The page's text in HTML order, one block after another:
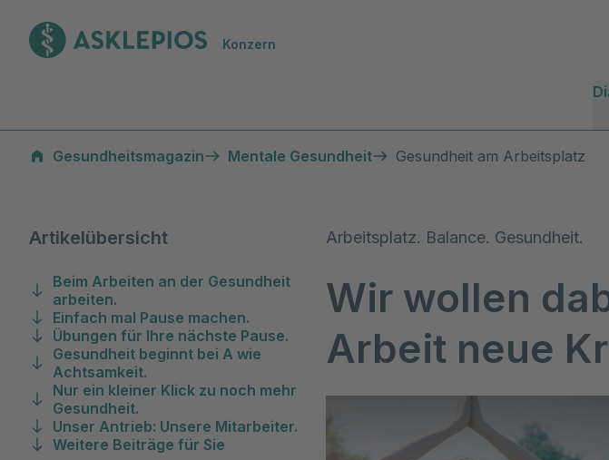
Konzern
Gesundheitsmagazin
Mentale Gesundheit Gesundheit am Arbeitsplatz
Arbeitsplatz. Balance. Gesundheit.
Wir wollen
Arbeit neue
Artikelübersicht
Beim Arbeiten an der Gesundheit
arbeiten.
Einfach mal Pause machen.
Übungen für Ihre nächste Pause.
Gesundheit beginnt bei A wie
Achtsamkeit.
Nur ein kleiner Klick zu noch mehr
Gesundheit.
Unser Antrieb: Unsere Mitarbeiter.
Weitere Beiträge für Sie